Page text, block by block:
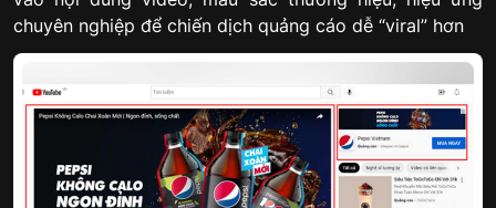
chuyên nghiệp để chiến dịch quảng cáo dễ “viral” hơn